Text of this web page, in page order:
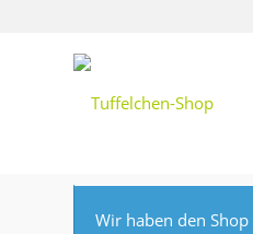
Wir haben den